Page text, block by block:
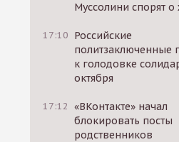
Муссолини спорят о
17:10 Российские
политзаключенные
к голодовке
октября
17:12 «ВКонтакте» начал
блокировать посты
родственников